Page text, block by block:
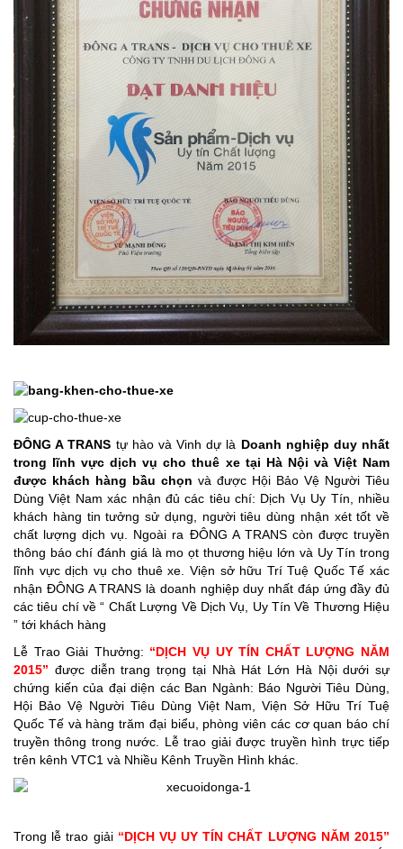
ĐÔNG A TRANS tự hào và Vinh dự là Doanh nghiệp duy nhất
trong lĩnh vực dịch vụ cho thuê xe tại Hà Nội và Việt Nam
được khách hàng bầu chọn và được Hội Bảo Vệ Người Tiêu
Dùng Việt Nam xác nhận đủ các tiêu chí: Dịch Vụ Uy Tín, nhiều
khách hàng tin tưởng sử dụng, người tiêu dùng nhận xét tốt về
chất lượng dịch vụ. Ngoài ra ĐÔNG A TRANS còn được truyền
thông báo chí đánh giá là mo ọt thương hiệu lớn và Uy Tín trong
lĩnh vực dịch vụ cho thuê xe. Viện sở hữu Trí Tuệ Quốc Tế xác
nhận ĐÔNG A TRANS là doanh nghiệp duy nhất đáp ứng đầy đủ
các tiêu chí về “ Chất Lượng Về Dịch Vụ, Uy Tín Về Thương Hiệu
” tới khách hàng
Lễ Trao Giải Thưởng: “DỊCH VỤ UY TÍN CHẤT LƯỢNG NĂM
2015” được diễn trang trọng tại Nhà Hát Lớn Hà Nội dưới sự
chứng kiến của đại diện các Ban Ngành: Báo Người Tiêu Dùng,
Hội Bảo Vệ Người Tiêu Dùng Việt Nam, Viện Sở Hữu Trí Tuệ
Quốc Tế và hàng trăm đại biểu, phòng viên các cơ quan báo chí
truyền thông trong nước. Lễ trao giải được truyền hình trực tiếp
trên kênh VTC1 và Nhiều Kênh Truyền Hình khác.
Trong lễ trao giải “DỊCH VỤ UY TÍN CHẤT LƯỢNG NĂM 2015”